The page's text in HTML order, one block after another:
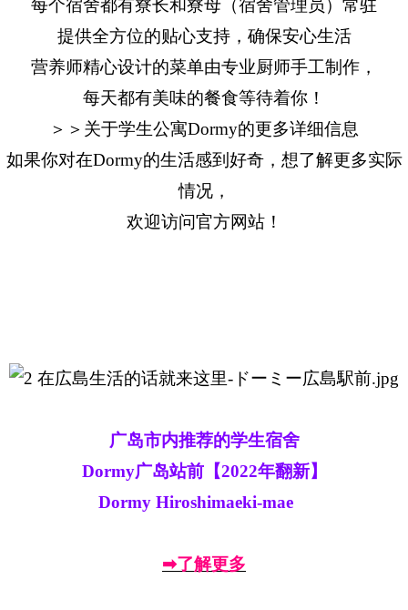
每个宿舍都有寮长和寮母（宿舍管理员）常驻
提供全方位的贴心支持，确保安心生活
营养师精心设计的菜单由专业厨师手工制作，
每天都有美味的餐食等待着你！
＞＞关于学生公寓Dormy的更多详细信息
如果你对在Dormy的生活感到好奇，想了解更多实际
情况，
欢迎访问官方网站！
广岛市内推荐的学生宿舍
Dormy广岛站前【2022年翻新】
Dormy Hiroshimaeki-mae
➡了解更多